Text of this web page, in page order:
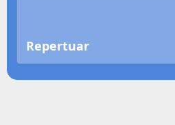
Repertuar